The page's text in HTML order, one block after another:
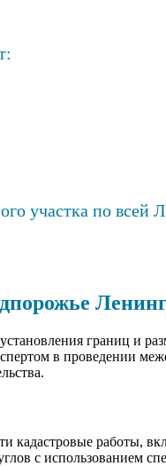
участка по всей
границ и
в проведении
кадастровые работы,
с использованием